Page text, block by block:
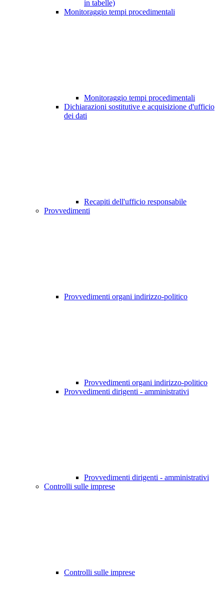
in tabelle)
Monitoraggio tempi procedimentali
Monitoraggio tempi procedimentali
Dichiarazioni sostitutive e acquisizione d'ufficio
dei dati
Recapiti dell'ufficio responsabile
Provvedimenti
Provvedimenti organi indirizzo-politico
Provvedimenti organi indirizzo-politico
Provvedimenti dirigenti - amministrativi
Provvedimenti dirigenti - amministrativi
Controlli sulle imprese
Controlli sulle imprese